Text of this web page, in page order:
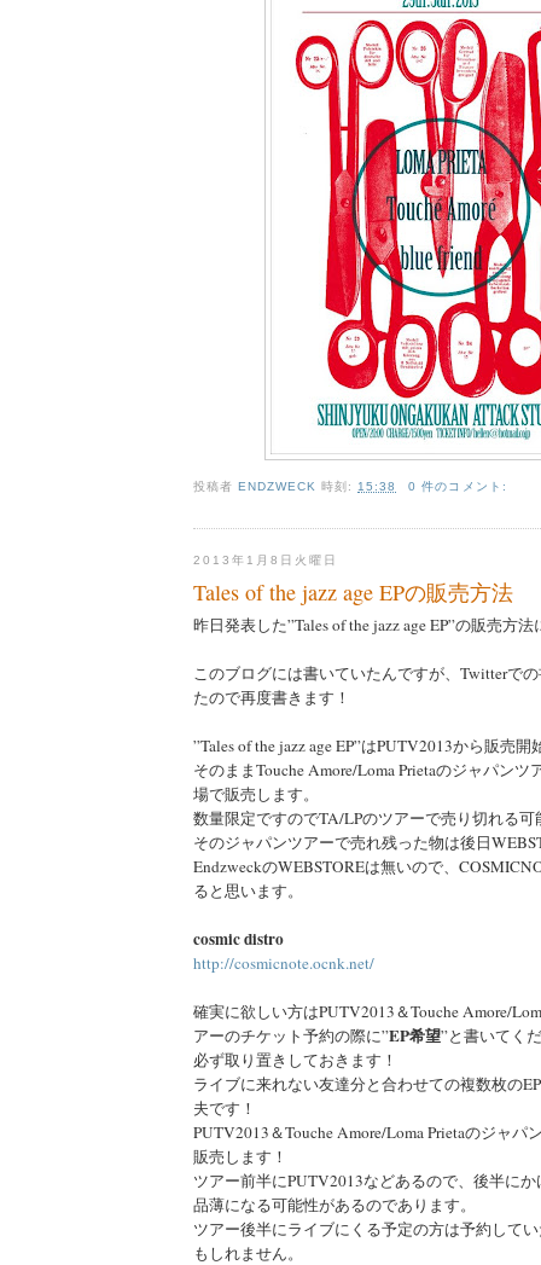
投稿者ENDZWECK 時刻: 15:38 0 件のコメント:
2013年1月8日火曜日
Tales of the jazz age EPの販売方法
昨日発表した”Tales of the jazz age EP”の販売方
このブログには書いていたんですが、Twitterで
たので再度書きます！
”Tales of the jazz age EP”はPUTV2013から販売開
そのままTouche Amore/Loma Prietaのジャパン
場で販売します。
数量限定ですのでTA/LPのツアーで売り切れる
そのジャパンツアーで売れ残った物は後日
EndzweckのWEBSTOREは無いので、
ると思います。
cosmic distro
http://cosmicnote.ocnk.net/
確実に欲しい方はPUTV2013＆Touche Amore/
アーのチケット予約の際に”EP希望”と書いてく
必ず取り置きしておきます！
ライブに来れない友達分と合わせての複数枚の
夫です！
PUTV2013＆Touche Amore/Loma Prietaのジャパ
販売します！
ツアー前半にPUTV2013などあるので、後半に
品薄になる可能性があるのであります。
ツアー後半にライブにくる予定の方は予約して
もしれません。